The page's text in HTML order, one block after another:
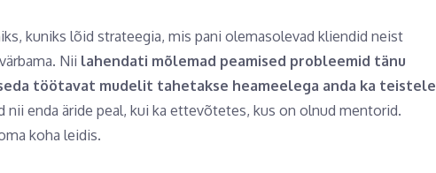
kuniks lõid strateegia, mis pani olemasolevad kliendid neist
Nii lahendati mõlemad peamised probleemid tänu
töötavat mudelit tahetakse heameelega anda ka teistele
nii enda äride peal, kui ka ettevõtetes, kus on olnud mentorid.
koha leidis.